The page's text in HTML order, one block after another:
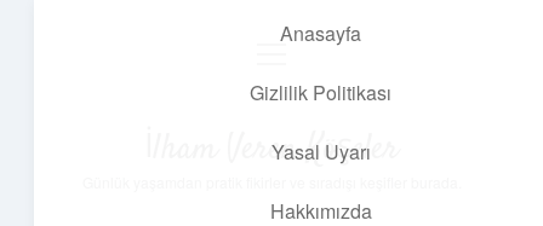
Anasayfa
Gizlilik Politikası
Yasal Uyarı
Hakkımızda
İlham Veren Köşeler